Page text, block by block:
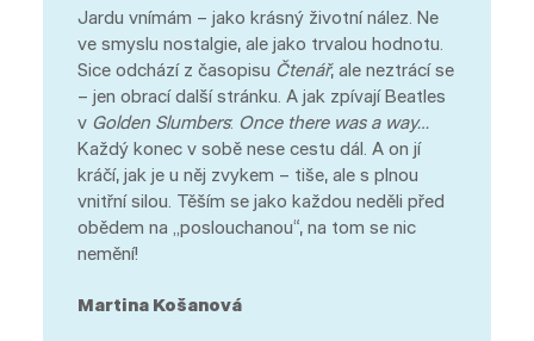
Jardu vnímám – jako krásný životní nález. Ne
ve smyslu nostalgie, ale jako trvalou hodnotu.
Sice odchází z časopisu Čtenář, ale neztrácí se
– jen obrací další stránku. A jak zpívají Beatles
v Golden Slumbers: Once there was a way…
Každý konec v sobě nese cestu dál. A on jí
kráčí, jak je u něj zvykem – tiše, ale s plnou
vnitřní silou. Těším se jako každou neděli před
obědem na „poslouchanou“, na tom se nic
nemění!
Martina Košanová